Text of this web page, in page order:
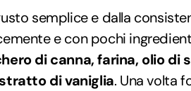
semplice e dalla
e con pochi
di canna, farina, olio di
di vaniglia. Una volta